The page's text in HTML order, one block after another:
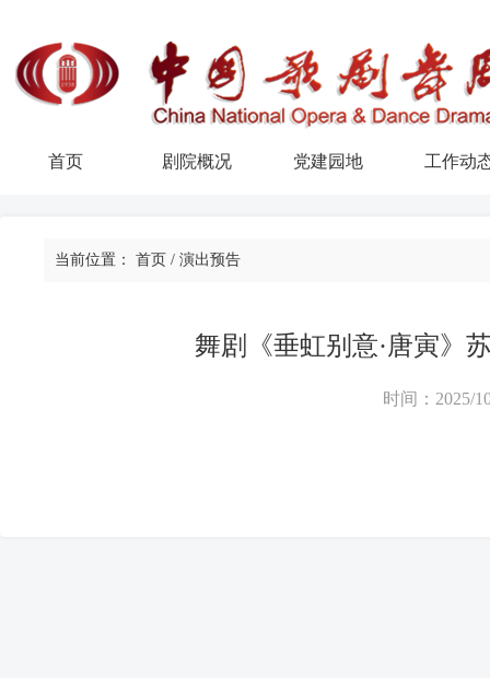
首页 剧院概况 党建园地 工作动
当前位置： 首页 / 演出预告
舞剧《垂虹别意·唐寅》
时间：2025/